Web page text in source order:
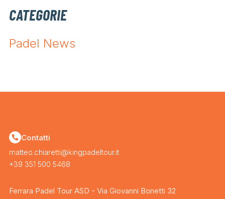
CATEGORIE
Padel News
Contatti
matteo.chiaretti@kingpadeltour.it
+39 351 500 5468
Ferrara Padel Tour ASD - Via Giovanni Bonetti 32